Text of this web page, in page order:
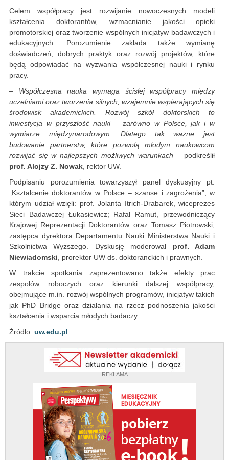
REKLAMA
Celem współpracy jest rozwijanie nowoczesnych modeli
kształcenia doktorantów, wzmacnianie jakości opieki
promotorskiej oraz tworzenie wspólnych inicjatyw badawczych i
edukacyjnych. Porozumienie zakłada także wymianę
doświadczeń, dobrych praktyk oraz rozwój projektów, które
będą odpowiadać na wyzwania współczesnej nauki i rynku
pracy.
– Współczesna nauka wymaga ścisłej współpracy między
uczelniami oraz tworzenia silnych, wzajemnie wspierających się
środowisk akademickich. Rozwój szkół doktorskich to
inwestycja w przyszłość nauki – zarówno w Polsce, jak i w
wymiarze międzynarodowym. Dlatego tak ważne jest
budowanie partnerstw, które pozwolą młodym naukowcom
rozwijać się w najlepszych możliwych warunkach – podkreślił
prof. Alojzy Z. Nowak, rektor UW.
Podpisaniu porozumienia towarzyszył panel dyskusyjny pt.
„Kształcenie doktorantów w Polsce – szanse i zagrożenia”, w
którym udział wzięli: prof. Jolanta Itrich-Drabarek, wiceprezes
Sieci Badawczej Łukasiewicz; Rafał Ramut, przewodniczący
Krajowej Reprezentacji Doktorantów oraz Tomasz Piotrowski,
zastępca dyrektora Departamentu Nauki Ministerstwa Nauki i
Szkolnictwa Wyższego. Dyskusję moderował prof. Adam
Niewiadomski, prorektor UW ds. doktoranckich i prawnych.
W trakcie spotkania zaprezentowano także efekty prac
zespołów roboczych oraz kierunki dalszej współpracy,
obejmujące m.in. rozwój wspólnych programów, inicjatyw takich
jak PhD Bridge oraz działania na rzecz podnoszenia jakości
kształcenia i wsparcia młodych badaczy.
Źródło: uw.edu.pl